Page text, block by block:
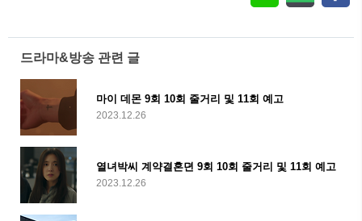
드라마&방송 관련 글
마이 데몬 9회 10회 줄거리 및 11회 예고
2023.12.26
열녀박씨 계약결혼뎐 9회 10회 줄거리 및 11회 예고
2023.12.26